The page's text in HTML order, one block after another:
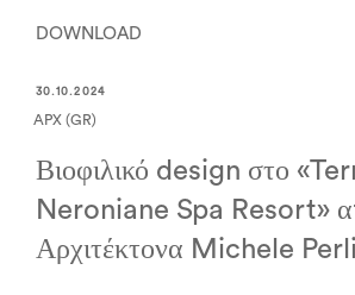
DOWNLOAD
30.10.2024
APX (GR)
Βιοφιλικό design στο
Neroniane Spa Resort»
Αρχιτέκτονα Michele